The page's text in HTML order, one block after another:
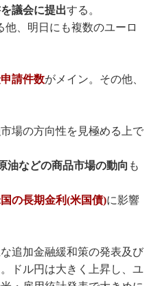
議会に提出する。
他、明日にも複数のユーロ
請件数がメイン。その他、
場の方向性を見極める上で
油などの商品市場の動向 も
の長期金利(米国債)に影響
追加金融緩和策の発表及び
ドル円は大きく上昇し、ユ